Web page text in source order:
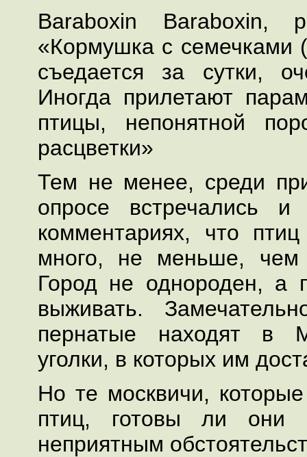
Baraboxin Baraboxin,
«Кормушка с семечками
съедается за сутки,
Иногда прилетают
птицы, непонятной
расцветки»
Тем не менее, среди
опросе встречались
комментариях, что
много, не меньше,
Город не однороден, а
выживать.
пернатые находят в
уголки, в которых им
Но те москвичи,
птиц, готовы ли они
неприятным